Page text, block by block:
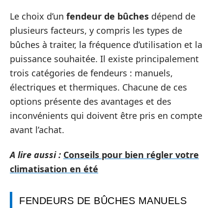
Le choix d’un fendeur de bûches dépend de
plusieurs facteurs, y compris les types de
bûches à traiter, la fréquence d’utilisation et la
puissance souhaitée. Il existe principalement
trois catégories de fendeurs : manuels,
électriques et thermiques. Chacune de ces
options présente des avantages et des
inconvénients qui doivent être pris en compte
avant l’achat.
A lire aussi : Conseils pour bien régler votre
climatisation en été
FENDEURS DE BÛCHES MANUELS